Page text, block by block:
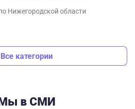
Нижегородской области
Все категории
в СМИ